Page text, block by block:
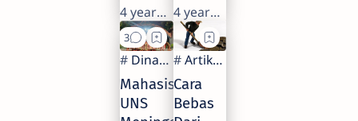
4 years ago
4 years ago
Mahasiswa
UNS
Cara
Bebas